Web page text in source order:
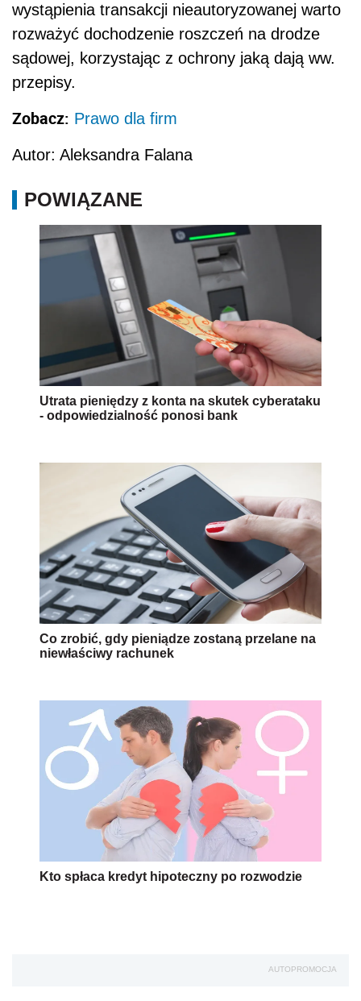
wystąpienia transakcji nieautoryzowanej warto
rozważyć dochodzenie roszczeń na drodze
sądowej, korzystając z ochrony jaką dają ww.
przepisy.
Zobacz: Prawo dla firm
Autor: Aleksandra Falana
POWIĄZANE
Utrata pieniędzy z konta na skutek cyberataku
- odpowiedzialność ponosi bank
Co zrobić, gdy pieniądze zostaną przelane na
niewłaściwy rachunek
Kto spłaca kredyt hipoteczny po rozwodzie
AUTOPROMOCJA